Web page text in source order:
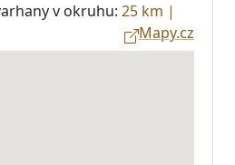
v okruhu: 25 km |
Mapy.cz